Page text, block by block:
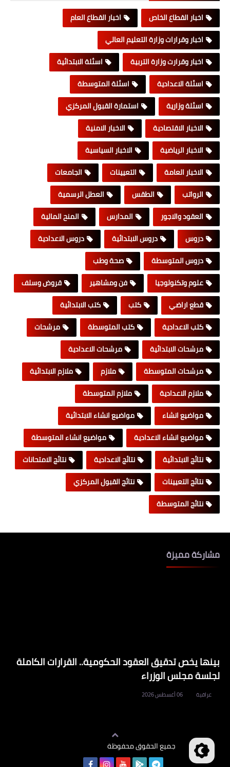
اخبار القطاع الخاص
اخبار القطاع العام
اخبار وقرارات وزارة التعليم العالي
اخبار وقرارت وزارة التربية
اسئلة الابتدائية
اسئلة الاعدادية
اسئلة المتوسطة
اسئلة وزارية
استمارة القبول المركزي
الاخبار الاقتصادية
الاخبار الامنية
الاخبار الرياضية
الاخبار السياسية
الاخبار العامة
التعيينات
الجامعات
الرواتب
الطقس
العطل الرسمية
العقود والاجور
المدارس
المنح المالية
دروس
دروس الابتدائية
دروس الاعدادية
دروس المتوسطة
صحة وطب
علوم وتكنولوجيا
فن ومشاهير
قروض وسلف
قطع اراضي
كتب
كتب الابتدائية
كتب الاعدادية
كتب المتوسطة
مرشحات
مرشحات الابتدائية
مرشحات الاعدادية
مرشحات المتوسطة
ملازم
ملازم الابتدائية
ملازم الاعدادية
ملازم المتوسطة
مواضيع انشاء
مواضيع انشاء الابتدائية
مواضيع انشاء الاعدادية
مواضيع انشاء المتوسطة
نتائج الابتدائية
نتائج الاعدادية
نتائج الامتحانات
نتائج التعيينات
نتائج القبول المركزي
نتائج المتوسطة
مشاركة مميزة
بينها يخص تدقيق العقود الحكومية.. القرارات الكاملة
لجلسة مجلس الوزراء
عراقية 06 أغسطس 2026
جميع الحقوق محفوظة